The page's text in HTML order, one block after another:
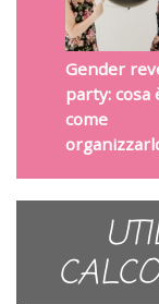
Gender
party: cosa
come